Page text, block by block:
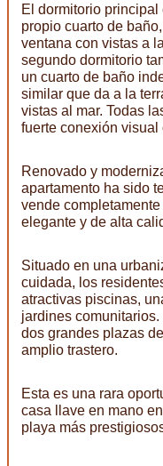
El dormitorio
propio cuarto de
ventana con vistas a
segundo dormitorio
un cuarto de baño
similar que da a la
vistas al mar. Todas
fuerte conexión visual
Renovado y
apartamento ha sido
vende
elegante y de alta
Situado en una
cuidada, los
atractivas piscinas,
jardines
dos grandes plazas
amplio trastero.
Esta es una rara
casa llave en mano
playa más